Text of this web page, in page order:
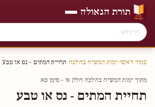
תורת הגאולה
עמוד ראשי›ימות המשיח בהלכה›תחיית המתים - נס או טבע
מתוך ימות המשיח בהלכה חלק א׳ - סימן סא
תחיית המתים - נס או טבע